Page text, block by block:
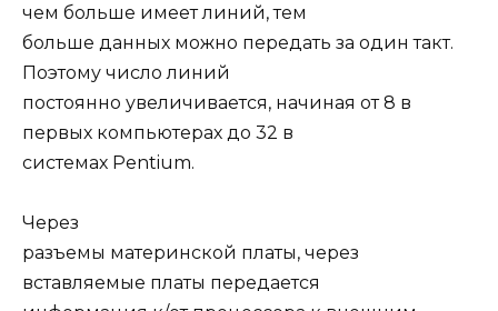
чем больше имеет линий, тем
больше данных можно передать за один такт.
Поэтому число линий
постоянно увеличивается, начиная от 8 в
первых компьютерах до 32 в
системах Pentium.
Через
разъемы материнской платы, через
вставляемые платы передается